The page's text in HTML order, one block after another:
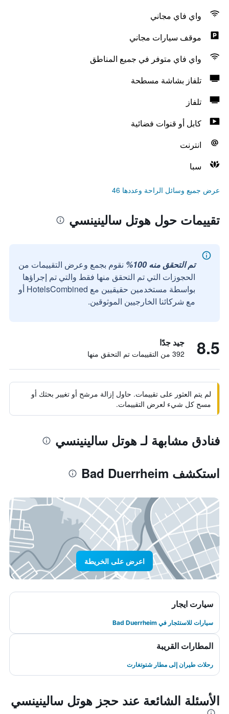
واي فاي مجاني
موقف سيارات مجاني
واي فاي متوفر في جميع المناطق
تلفاز بشاشة مسطحة
تلفاز
كابل أو قنوات فضائية
انترنت
سبا
عرض جميع وسائل الراحة وعددها 46
تقييمات حول هوتل سالينينسي
تم التحقق منه 100%
نقوم بجمع وعرض التقييمات من
الحجوزات التي تم التحقق منها فقط والتي تم إجراؤها
بواسطة مستخدمين حقيقيين مع HotelsCombined أو
مع شركائنا الخارجيين الموثوقين.
8.5 جيد جدًا
392 من التقييمات تم التحقق منها
لم يتم العثور على تقييمات. حاول إزالة مرشح أو تغيير بحثك أو
مسح كل شيء لعرض التقييمات.
فنادق مشابهة لـ هوتل سالينينسي
استكشف Bad Duerrheim
اعرض على الخريطة
سيارت ايجار
سيارات للاستئجار في Bad Duerrheim
المطارات القريبة
رحلات طيران إلى مطار شتوتغارت
الأسئلة الشائعة عند حجز هوتل سالينينسي